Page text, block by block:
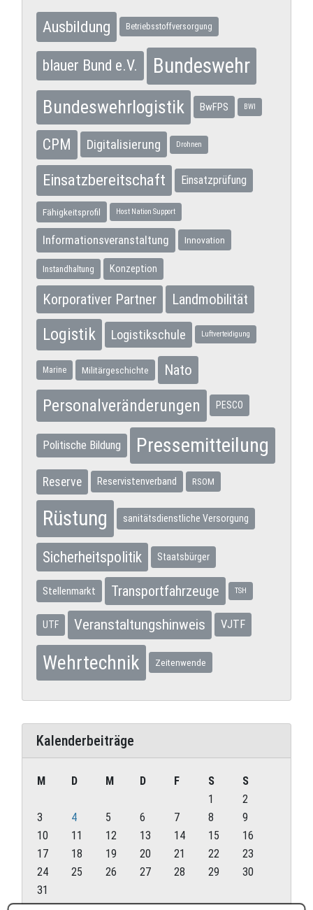
Ausbildung Betriebsstoffversorgung
blauer Bund e.V. Bundeswehr
Bundeswehrlogistik BwFPS BWI
CPM Digitalisierung Drohnen
Einsatzbereitschaft Einsatzprüfung
Fähigkeitsprofil Host Nation Support
Informationsveranstaltung Innovation
Instandhaltung Konzeption
Korporativer Partner Landmobilität
Logistik Logistikschule Luftverteidigung
Marine Militärgeschichte Nato
Personalveränderungen PESCO
Politische Bildung Pressemitteilung
Reserve Reservistenverband RSOM
Rüstung sanitätsdienstliche Versorgung
Sicherheitspolitik Staatsbürger
Stellenmarkt Transportfahrzeuge TSH
UTF Veranstaltungshinweis VJTF
Wehrtechnik Zeitenwende
Kalenderbeiträge
M D M D F S
S
1
2
3
4 5 6 7 8
9
10
11 12 13 14 15
16
17
18 19 20 21 22
23
24
25 26 27 28 29
30
31